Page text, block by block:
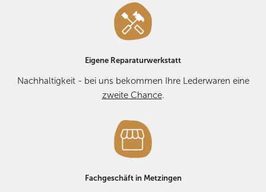
Eigene Reparaturwerkstatt
Nachhaltigkeit - bei uns bekommen Ihre Lederwaren eine
zweite Chance.
Fachgeschäft in Metzingen